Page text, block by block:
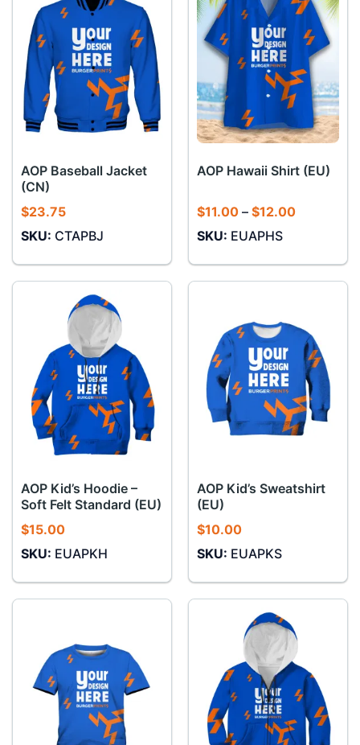
AOP Baseball Jacket
(CN)
$23.75
SKU: CTAPBJ
AOP Hawaii Shirt (EU)
$11.00 – $12.00Khoảng
đến
SKU: EUAPHS
AOP Kid’s Hoodie –
Soft Felt Standard (EU)
$15.00
SKU: EUAPKH
AOP Kid’s Sweatshirt
(EU)
$10.00
SKU: EUAPKS